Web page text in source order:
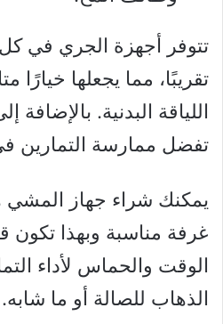
تتوفر أجهزة الجري في
تقريبًا، مما يجعلها خيارًا
اللياقة البدنية. بالإضافة
تفضل ممارسة التمارين
يمكنك شراء جهاز
غرفة مناسبة وبهذا تكون
الوقت والحماس لأداء
الذهاب للصالة أو ما شابه.